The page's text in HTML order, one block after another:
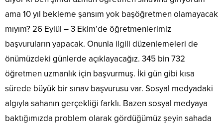
ama 10 yıl bekleme şansım yok başöğretmen olamayacak
mıyım? 26 Eylül – 3 Ekim’de öğretmenlerimiz
başvuruların yapacak. Onunla ilgili düzenlemeleri de
önümüzdeki günlerde açıklayacağız. 345 bin 732
öğretmen uzmanlık için başvurmuş. İki gün gibi kısa
sürede büyük bir sınav başvurusu var. Sosyal medyadaki
algıyla sahanın gerçekliği farklı. Bazen sosyal medyaya
baktığımızda problem olarak gördüğümüz şeyin sahada